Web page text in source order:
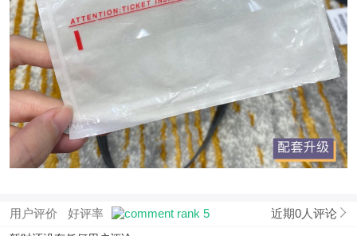
用户评价 好评率 近期0人评论